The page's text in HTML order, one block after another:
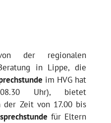
der regionalen
in Lippe, die
im HVG hat
Uhr), bietet
der Zeit von 17.00 bis
für Eltern